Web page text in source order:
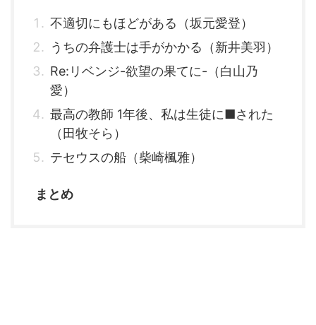
不適切にもほどがある（坂元愛登）
うちの弁護士は手がかかる（新井美羽）
Re:リベンジ-欲望の果てに-（白山乃
愛）
最高の教師 1年後、私は生徒に■された
（田牧そら）
テセウスの船（柴崎楓雅）
まとめ